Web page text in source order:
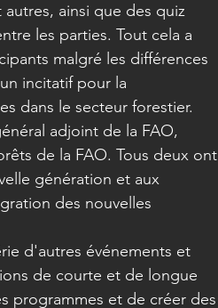
ainsi que des quiz
les parties. Tout cela a
malgré les différences
incitatif pour la
dans le secteur forestier.
adjoint de la FAO,
de la FAO. Tous deux ont
génération et aux
des nouvelles
d'autres événements et
de courte et de longue
programmes et de créer des